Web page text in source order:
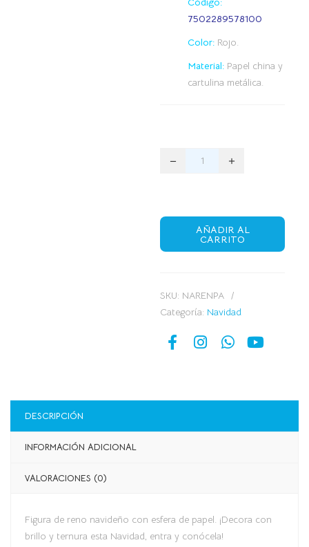
7502289578100
Color: Rojo.
Material: Papel china y
cartulina metálica.
AÑADIR AL
CARRITO
SKU: NARENPA
Categoría: Navidad
DESCRIPCIÓN
INFORMACIÓN ADICIONAL
VALORACIONES (0)
Figura de reno navideño con esfera de papel. ¡Decora con
brillo y ternura esta Navidad, entra y conócela!